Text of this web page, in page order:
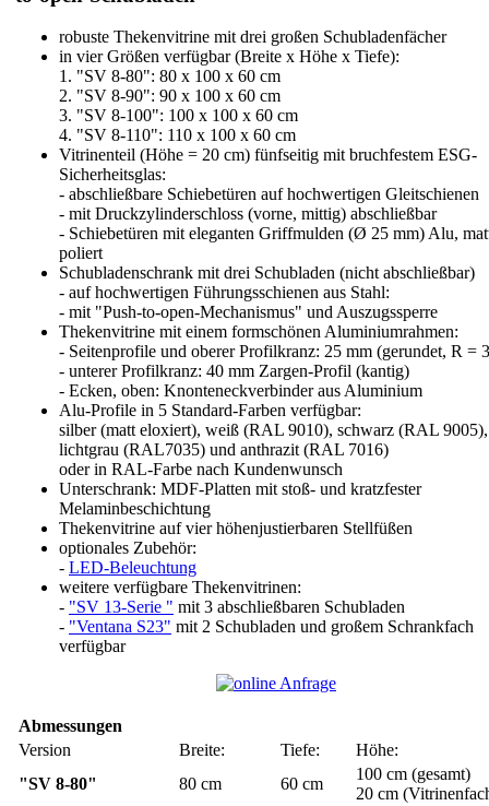
robuste Thekenvitrine mit drei großen Schubladenfächer
in vier Größen verfügbar (Breite x Höhe x Tiefe):
1. "SV 8-80": 80 x 100 x 60 cm
2. "SV 8-90": 90 x 100 x 60 cm
3. "SV 8-100": 100 x 100 x 60 cm
4. "SV 8-110": 110 x 100 x 60 cm
Vitrinenteil (Höhe = 20 cm) fünfseitig mit bruchfestem ESG-
Sicherheitsglas:
- abschließbare Schiebetüren auf hochwertigen Gleitschienen
- mit Druckzylinderschloss (vorne, mittig) abschließbar
- Schiebetüren mit eleganten Griffmulden (Ø 25 mm) Alu,
poliert
Schubladenschrank mit drei Schubladen (nicht abschließbar)
- auf hochwertigen Führungsschienen aus Stahl:
- mit "Push-to-open-Mechanismus" und Auszugssperre
Thekenvitrine mit einem formschönen Aluminiumrahmen:
- Seitenprofile und oberer Profilkranz: 25 mm (gerundet, R =
- unterer Profilkranz: 40 mm Zargen-Profil (kantig)
- Ecken, oben: Knonteneckverbinder aus Aluminium
Alu-Profile in 5 Standard-Farben verfügbar:
silber (matt eloxiert), weiß (RAL 9010), schwarz (RAL 9005),
lichtgrau (RAL7035) und anthrazit (RAL 7016)
oder in RAL-Farbe nach Kundenwunsch
Unterschrank: MDF-Platten mit stoß- und kratzfester
Melaminbeschichtung
Thekenvitrine auf vier höhenjustierbaren Stellfüßen
optionales Zubehör:
- LED-Beleuchtung
weitere verfügbare Thekenvitrinen:
- "SV 13-Serie " mit 3 abschließbaren Schubladen
- "Ventana S23" mit 2 Schubladen und großem Schrankfach
verfügbar
Abmessungen
Version
Breite: Tiefe:
Höhe:
"SV 8-80"
80 cm 60 cm
100 cm (gesamt)
20 cm